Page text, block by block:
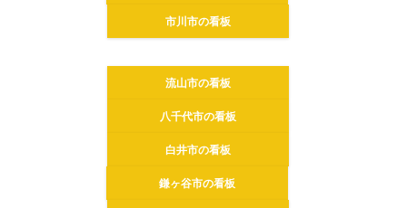
市川市の看板
流山市の看板
八千代市の看板
白井市の看板
鎌ヶ谷市の看板